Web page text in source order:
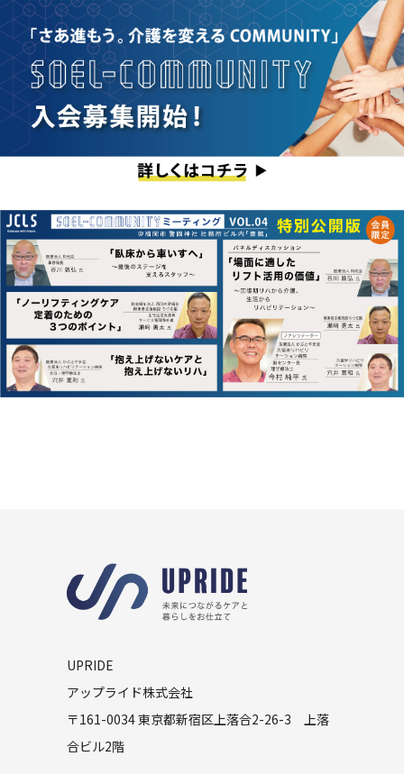
UPRIDE
アップライド株式会社
〒161-0034 東京都新宿区上落合2-26-3 上落
合ビル2階